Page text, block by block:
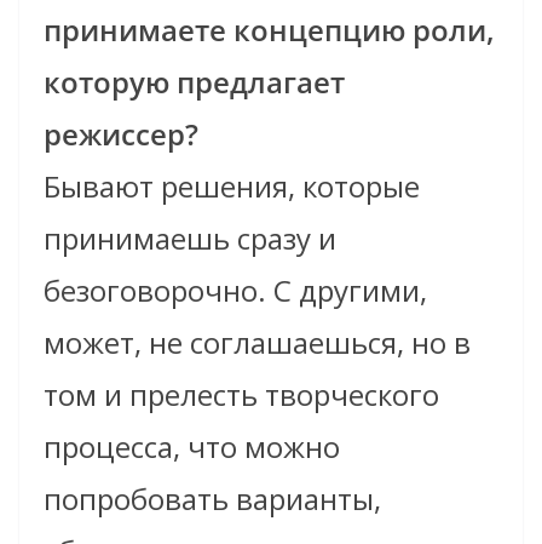
принимаете концепцию роли,
которую предлагает
режиссер?
Бывают решения, которые
принимаешь сразу и
безоговорочно. С другими,
может, не соглашаешься, но в
том и прелесть творческого
процесса, что можно
попробовать варианты,